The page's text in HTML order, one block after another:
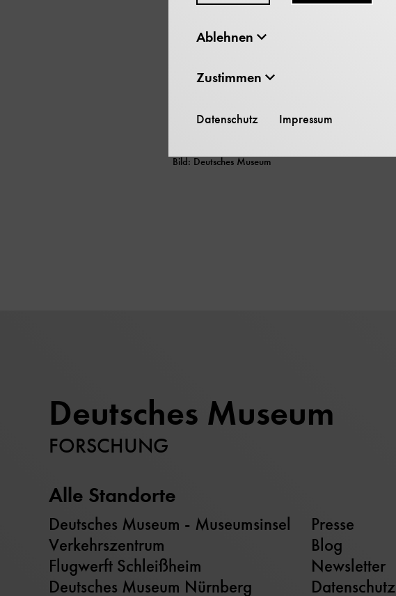
Bild: Deutsches Museum
Deutsches Museum
FORSCHUNG
Alle Standorte
Deutsches Museum - Museumsinsel
Verkehrszentrum
Flugwerft Schleißheim
Deutsches Museum Nürnberg
Presse
Blog
Newsletter
Datenschutz
Ablehnen
Zustimmen
Datenschutz Impressum